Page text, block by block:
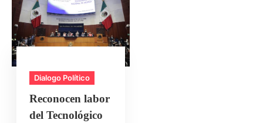
Dialogo Político
Reconocen labor
del Tecnológico